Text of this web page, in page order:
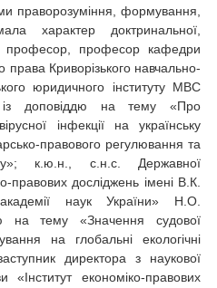
праворозуміння, формування,
характер доктринальної,
професор, професор кафедри
права Криворізького навчально-
юридичного інституту МВС
доповіддю на тему «Про
інфекції на українську
правового регулювання та
к.ю.н., с.н.с. Державної
правових досліджень імені В.К.
наук України» Н.О.
на тему «Значення судової
на глобальні екологічні
директора з наукової
«Інститут економіко-правових